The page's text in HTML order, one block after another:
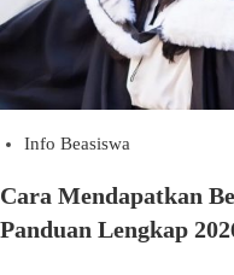
Info Beasiswa
Cara Mendapatkan
Panduan Lengkap